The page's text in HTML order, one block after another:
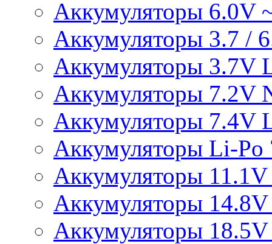
Аккумуляторы 6.0V
Аккумуляторы 3.7 /
Аккумуляторы 3.7V
Аккумуляторы 7.2V
Аккумуляторы 7.4V
Аккумуляторы Li-Po
Аккумуляторы
Аккумуляторы
Аккумуляторы